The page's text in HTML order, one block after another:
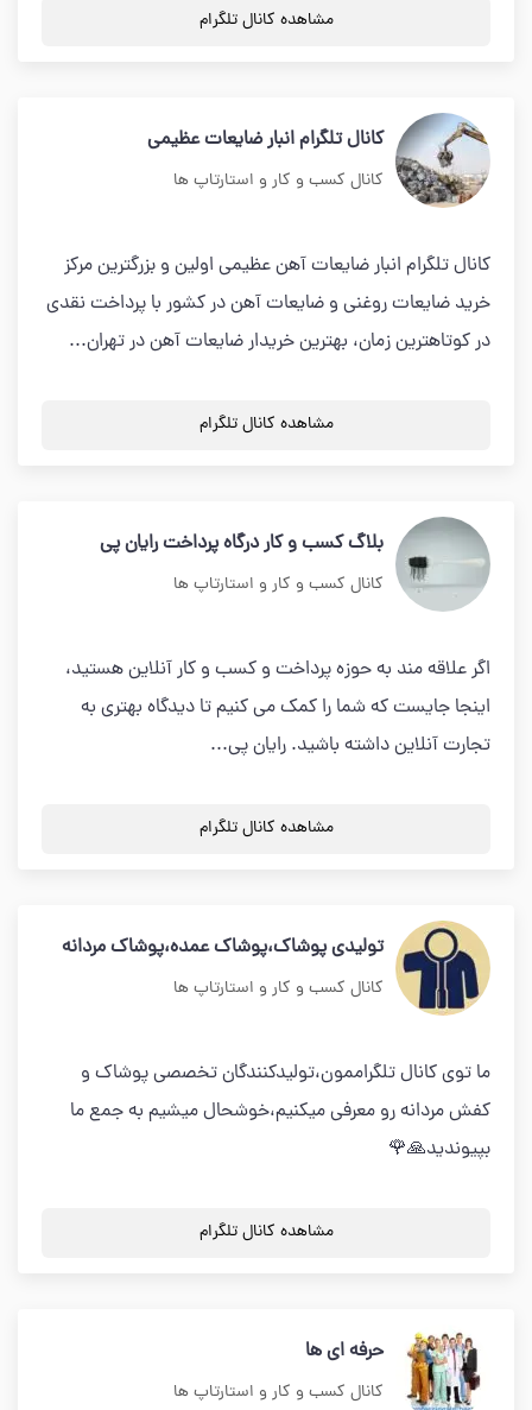
مشاهده کانال تلگرام
کانال تلگرام انبار ضایعات عظیمی
کانال کسب و کار و استارتاپ ها
کانال تلگرام انبار ضایعات آهن عظیمی اولین و بزرگترین مرکز
خرید ضایعات روغنی و ضایعات آهن در کشور با پرداخت نقدی
در کوتاهترین زمان، بهترین خریدار ضایعات آهن در تهران...
مشاهده کانال تلگرام
بلاگ کسب و کار درگاه پرداخت رایان پی
کانال کسب و کار و استارتاپ ها
اگر علاقه مند به حوزه پرداخت و کسب و کار آنلاین هستید،
اینجا جایست که شما را کمک می کنیم تا دیدگاه بهتری به
تجارت آنلاین داشته باشید. رایان پی...
مشاهده کانال تلگرام
تولیدی پوشاک،پوشاک عمده،پوشاک مردانه
کانال کسب و کار و استارتاپ ها
ما توی کانال تلگراممون،تولیدکنندگان تخصصی پوشاک و
کفش مردانه رو معرفی میکنیم،خوشحال میشیم به جمع ما
بپیوندید🙏🌹
مشاهده کانال تلگرام
حرفه ای ها
کانال کسب و کار و استارتاپ ها